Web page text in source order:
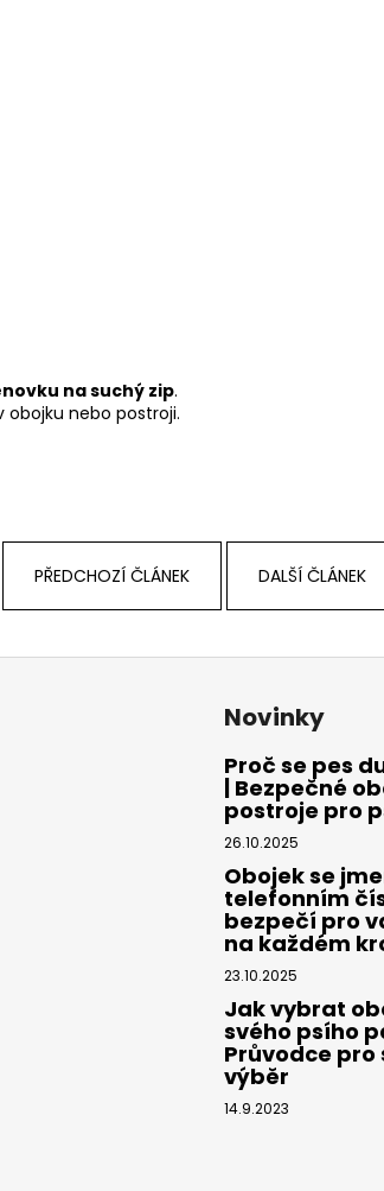
na suchý zip.
obojku nebo postroji.
PŘEDCHOZÍ ČLÁNEK DALŠÍ ČLÁNEK
Novinky
Proč se pes
| Bezpečné
postroje pro
26.10.2025
Obojek se
telefonním
bezpečí pro
na každém
23.10.2025
Jak vybrat
svého psího
Průvodce pro
výběr
14.9.2023